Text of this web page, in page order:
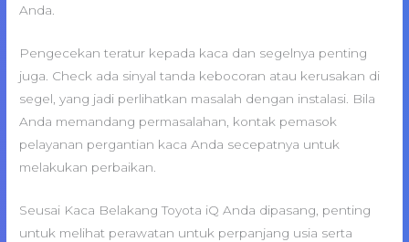
Anda.
Pengecekan teratur kepada kaca dan segelnya penting
juga. Check ada sinyal tanda kebocoran atau kerusakan di
segel, yang jadi perlihatkan masalah dengan instalasi. Bila
Anda memandang permasalahan, kontak pemasok
pelayanan pergantian kaca Anda secepatnya untuk
melakukan perbaikan.
Seusai Kaca Belakang Toyota iQ Anda dipasang, penting
untuk melihat perawatan untuk perpanjang usia serta